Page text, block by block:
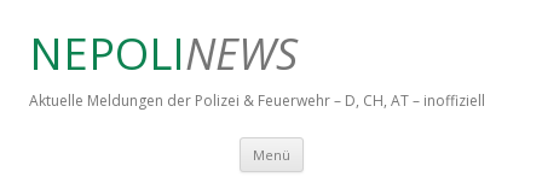
NEPOLINEWS
Aktuelle Meldungen der Polizei & Feuerwehr – D, CH, AT – inoffiziell
Menü Springe zum Inhalt